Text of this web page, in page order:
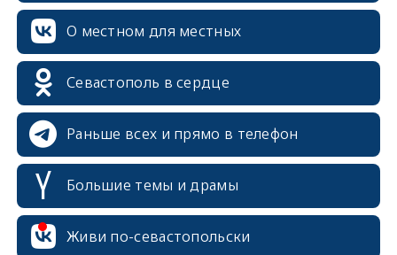
О местном для местных
Севастополь в сердце
Раньше всех и прямо в телефон
Большие темы и драмы
Живи по-севастопольски